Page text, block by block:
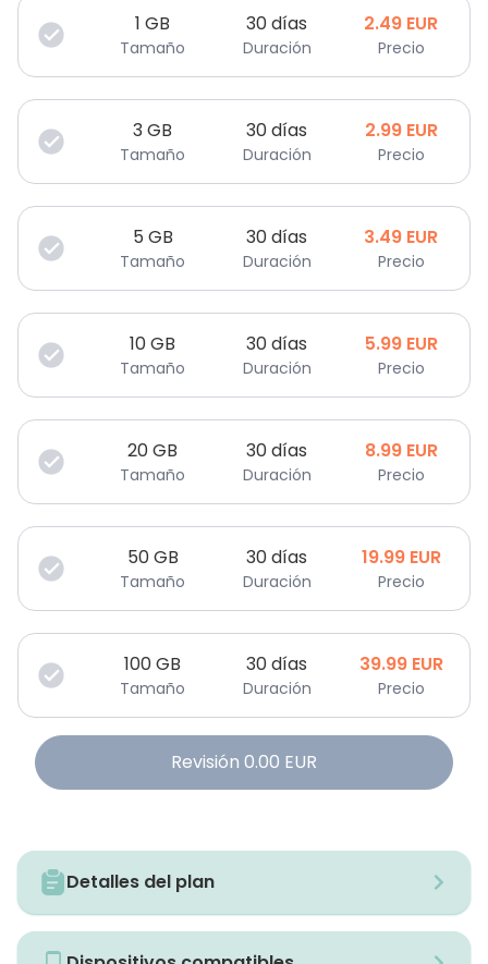
1 GB
Tamaño
30 días
Duración
2.49 EUR
Precio
3GB
Tamaño
30 días
Duración
2.99 EUR
Precio
5 GB
Tamaño
30 días
Duración
3.49 EUR
Precio
10GB
Tamaño
30 días
Duración
5.99 EUR
Precio
20GB
Tamaño
30 días
Duración
8.99 EUR
Precio
50GB
Tamaño
30 días
Duración
19.99 EUR
Precio
100GB
Tamaño
30 días
Duración
39.99 EUR
Precio
Revisión 0.00 EUR
Detalles del plan